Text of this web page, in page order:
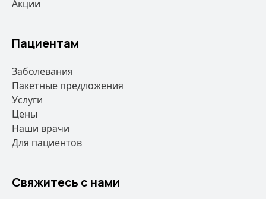
Акции
Пациентам
Заболевания
Пакетные предложения
Услуги
Цены
Наши врачи
Для пациентов
Свяжитесь с нами